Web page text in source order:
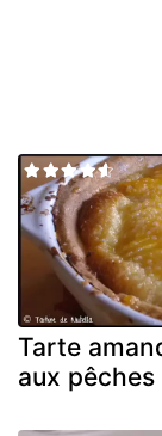
Tarte
aux pêches